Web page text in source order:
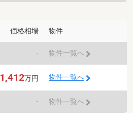
価格相場 物件
- 物件一覧へ
1,412万円 物件一覧へ
- 物件一覧へ